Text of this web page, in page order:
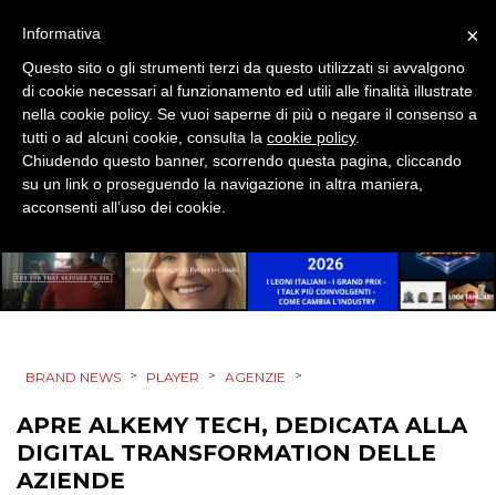
EVENTI
MOBILE
PROMOZIONI
PRODOTTI
PUNTI VENDITA
CSR
STRATEGIE
BRAND NEWS > PLAYER > AGENZIE >
APRE ALKEMY TECH, DEDICATA ALLA
DIGITAL TRANSFORMATION DELLE
AZIENDE
×
Informativa
Questo sito o gli strumenti terzi da questo utilizzati si avvalgono
di cookie necessari al funzionamento ed utili alle finalità illustrate
nella cookie policy. Se vuoi saperne di più o negare il consenso a
tutti o ad alcuni cookie, consulta la cookie policy.
Chiudendo questo banner, scorrendo questa pagina, cliccando
su un link o proseguendo la navigazione in altra maniera,
acconsenti all’uso dei cookie.